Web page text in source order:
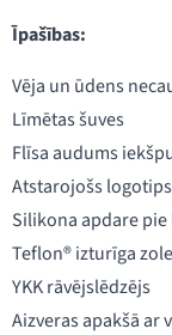
Īpašības:
Vēja un ūdens
Līmētas šuves
Flīsa audums
Atstarojošs logotips
Silikona apdare pie
Teflon® izturīga zole
YKK rāvējslēdzējs
Aizveras apakšā ar